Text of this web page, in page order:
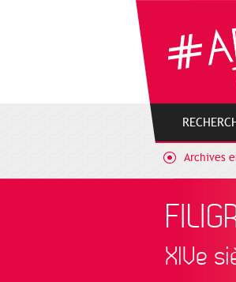
Archives
XIVe
Cookies management panel